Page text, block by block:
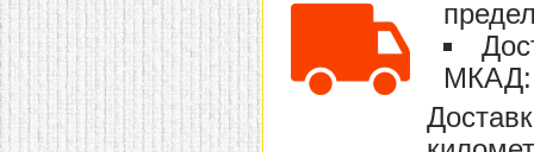
домашнем использовании.
Эта мебель имеет
некоторые преимущества
перед той же стенкой для
гостиной, к примеру,
поскольку она более
легкая и не загромождает
пространство. В спальне
МКАД: